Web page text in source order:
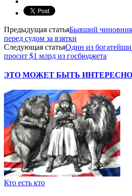
Предыдущая статьяБывший чиновник
перед судом за взятки
Следующая статьяОдин из
просит $1 млрд из госбюджета
ЭТО МОЖЕТ БЫТЬ ИНТЕРЕСНО
Кто есть кто